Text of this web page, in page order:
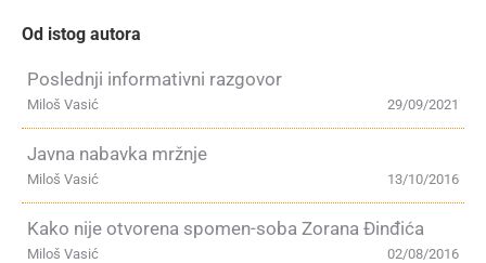
Od istog autora
Poslednji informativni razgovor
29/09/2021
Miloš Vasić
Javna nabavka mržnje
13/10/2016
Miloš Vasić
Kako nije otvorena spomen-soba Zorana Đinđića
02/08/2016
Miloš Vasić